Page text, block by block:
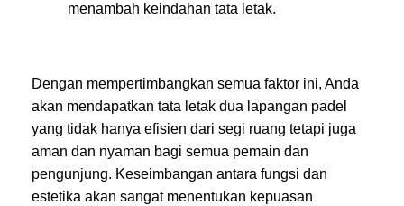
menambah keindahan tata letak.
Dengan mempertimbangkan semua faktor ini, Anda
akan mendapatkan tata letak dua lapangan padel
yang tidak hanya efisien dari segi ruang tetapi juga
aman dan nyaman bagi semua pemain dan
pengunjung. Keseimbangan antara fungsi dan
estetika akan sangat menentukan kepuasan